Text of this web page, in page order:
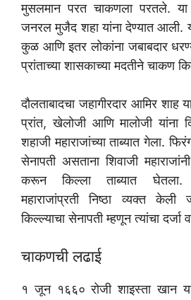
मुसलमान परत चाकणला परतले. या
जनरल मुजैद शहा यांना देण्यात आली.
कुळ आणि इतर लोकांना जबाबदार
प्रांताच्या शासकाच्या मदतीने चाकण
दौलताबादचा जहागीरदार आमिर
प्रांत, खेलोजी आणि मालोजी यांना
शहाजी महाराजांच्या ताब्यात गेला.
सेनापती असताना शिवाजी
करून किल्ला ताब्यात घेतला.
महाराजांप्रती निष्ठा व्यक्त केली
किल्ल्याचा सेनापती म्हणून त्यांचा दर्जा
चाकणची लढाई
१ जून १६६० रोजी शाइस्ता खान